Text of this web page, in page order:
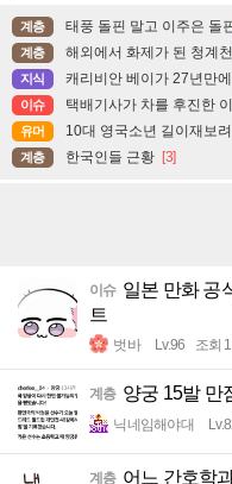
계층 태풍 돌핀 말고 이주은 돌
계층 해외에서 화제가 된 청계
지식 캐리비안 베이가 27년만
이슈 택배기사가 차를 후진한
유머 10대 영국소년 길이재보
계층 한국인들 근황 [3]
이슈 일본 만화 공
트
벗바 Lv.96 조회
계층 양궁 15발 만
닉네임해야대
계층 어느 간호학